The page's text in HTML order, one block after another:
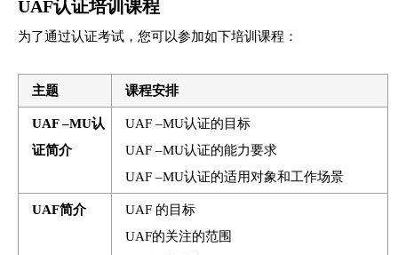
UAF认证培训课程
为了通过认证考试，您可以参加如下培训课程：
主题 课程安排
UAF –MU认
证简介
UAF –MU认证的目标
UAF –MU认证的能力要求
UAF –MU认证的适用对象和工作场景
UAF简介
UAF 的目标
UAF的关注的范围